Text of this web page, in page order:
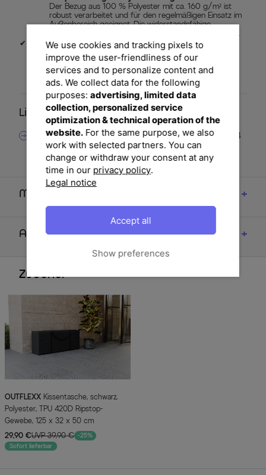
Der Bezug aus 100 % Polyester mit ca. 160 g/m² ist
robust verarbeitet und für den regelmäßigen Einsatz im
Außenbereich geeignet. Die widerstandsfähige
✔
Formstabil dank Knopfheftung
Vier Heftpunkte sorgen dafür, dass die Füllung
gleichmäßig verteilt bleibt. Die klassische Knopfheftung
unterstützt die Formbeständigkeit und verleiht dem
grauen Sitzkissen eine hochwertige Optik.
Lieferumfang
1x OUTFLEXX Green Sitzkissen in Grau ca. 42 x 42 x 4
cm mit Knopfheftung und Befestigungsbändern
Maße
Artikelmerkmale & Materialien
Zubehör
OUTFLEXX
Polyester, TPU 420D Ripstop-
Gewebe, 125 x 32 x 50 cm
29,90 €UVP 39,90 € -25%
Sofort lieferbar
We use cookies and tracking pixels to
improve the user-friendliness of our
services and to personalize content and
ads. We collect data for the following
purposes: advertising, limited data
collection, personalized service
optimization & technical operation of the
website.For the same purpose, we also
work with selected partners. You can
change or withdraw your consent at any
time in our privacy policy.
Legal notice
Show preferences
Accept all